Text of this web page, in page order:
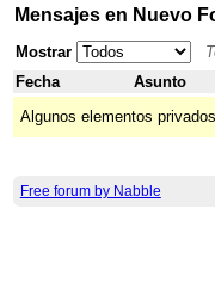
Mensajes en Nuevo
Mostrar
Fecha
Asunto
Algunos elementos
Free forum by Nabble